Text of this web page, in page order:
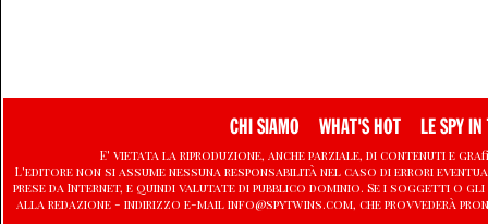
CHI SIAMO WHAT'S HOT LE SPY IN
E' vietata la riproduzione, anche parziale, di contenuti e
L'editore non si assume nessuna responsabilità nel caso di errori
prese da Internet, e quindi valutate di pubblico dominio. Se i soggetti
alla redazione - indirizzo e-mail info@spytwins.com, che provvederà